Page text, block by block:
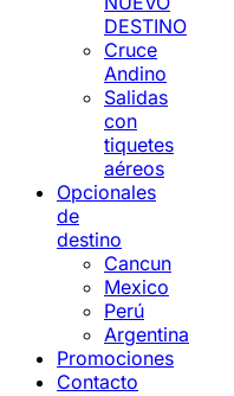
DESTINO
Cruce
Andino
Salidas
con
tiquetes
aéreos
Opcionales
de
destino
Cancun
Mexico
Perú
Argentina
Promociones
Contacto